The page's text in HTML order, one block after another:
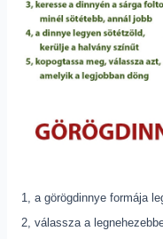
1, a görögdinnye formája
2, válassza a